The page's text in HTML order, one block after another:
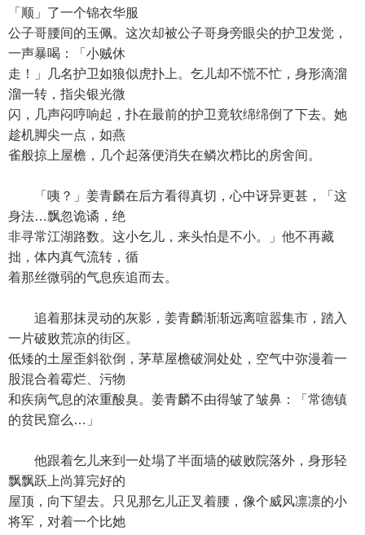
「顺」了一个锦衣华服
公子哥腰间的玉佩。这次却被公子哥身旁眼尖的护卫发觉，
一声暴喝：「小贼休
走！」几名护卫如狼似虎扑上。乞儿却不慌不忙，身形滴溜
溜一转，指尖银光微
闪，几声闷哼响起，扑在最前的护卫竟软绵绵倒了下去。她
趁机脚尖一点，如燕
雀般掠上屋檐，几个起落便消失在鳞次栉比的房舍间。
「咦？」姜青麟在后方看得真切，心中讶异更甚，「这
身法…飘忽诡谲，绝
非寻常江湖路数。这小乞儿，来头怕是不小。」他不再藏
拙，体内真气流转，循
着那丝微弱的气息疾追而去。
追着那抹灵动的灰影，姜青麟渐渐远离喧嚣集市，踏入
一片破败荒凉的街区。
低矮的土屋歪斜欲倒，茅草屋檐破洞处处，空气中弥漫着一
股混合着霉烂、污物
和疾病气息的浓重酸臭。姜青麟不由得皱了皱鼻：「常德镇
的贫民窟么…」
他跟着乞儿来到一处塌了半面墙的破败院落外，身形轻
飘飘跃上尚算完好的
屋顶，向下望去。只见那乞儿正叉着腰，像个威风凛凛的小
将军，对着一个比她